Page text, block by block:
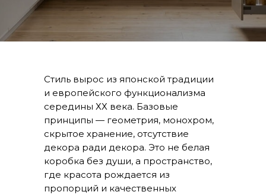
Стиль вырос из японской традиции
и европейского функционализма
середины ХХ века. Базовые
принципы — геометрия, монохром,
скрытое хранение, отсутствие
декора ради декора. Это не белая
коробка без души, а пространство,
где красота рождается из
пропорций и качественных